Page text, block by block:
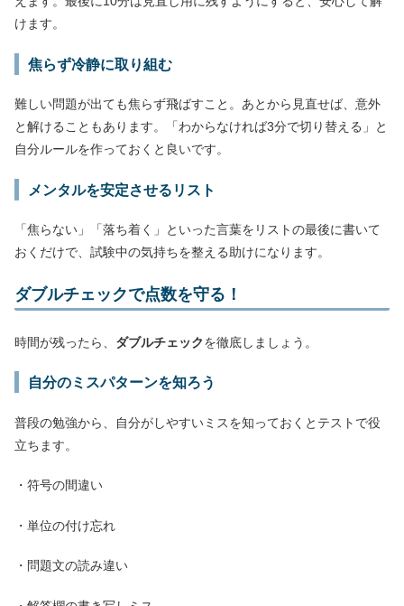
けます。
焦らず冷静に取り組む
難しい問題が出ても焦らず飛ばすこと。あとから見直せば、意外
と解けることもあります。「わからなければ3分で切り替える」と
自分ルールを作っておくと良いです。
メンタルを安定させるリスト
「焦らない」「落ち着く」といった言葉をリストの最後に書いて
おくだけで、試験中の気持ちを整える助けになります。
ダブルチェックで点数を守る！
時間が残ったら、 ダブルチェックを徹底しましょう。
自分のミスパターンを知ろう
普段の勉強から、自分がしやすいミスを知っておくとテストで役
立ちます。
・符号の間違い
・単位の付け忘れ
・問題文の読み違い